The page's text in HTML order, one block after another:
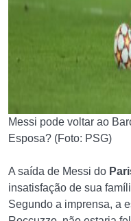
Messi pode voltar ao
Esposa? (Foto: PSG)
A saída de Messi do
insatisfação de sua
Segundo a imprensa, a